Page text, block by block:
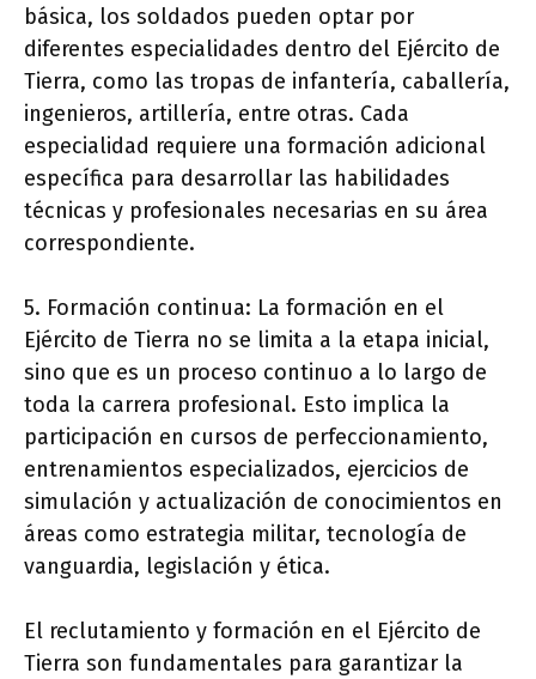
básica, los soldados pueden optar por
diferentes especialidades dentro del Ejército de
Tierra, como las tropas de infantería, caballería,
ingenieros, artillería, entre otras. Cada
especialidad requiere una formación adicional
específica para desarrollar las habilidades
técnicas y profesionales necesarias en su área
correspondiente.
5. Formación continua: La formación en el
Ejército de Tierra no se limita a la etapa inicial,
sino que es un proceso continuo a lo largo de
toda la carrera profesional. Esto implica la
participación en cursos de perfeccionamiento,
entrenamientos especializados, ejercicios de
simulación y actualización de conocimientos en
áreas como estrategia militar, tecnología de
vanguardia, legislación y ética.
El reclutamiento y formación en el Ejército de
Tierra son fundamentales para garantizar la